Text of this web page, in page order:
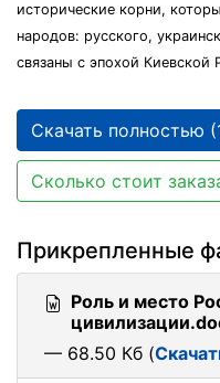
исторические корни,
народов: русского,
связаны с эпохой Киевской
Скачать полностью
Сколько стоит
Прикрепленные
Роль и место
— 68.50 Кб (